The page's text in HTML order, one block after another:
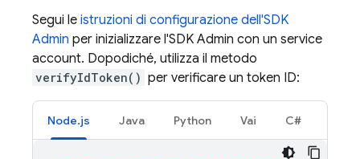
Segui le istruzioni di configurazione dell'SDK
Admin per inizializzare l'SDK Admin con un service
account. Dopodiché, utilizza il metodo
verifyIdToken() per verificare un token ID:
Node.js Java Python Vai C#